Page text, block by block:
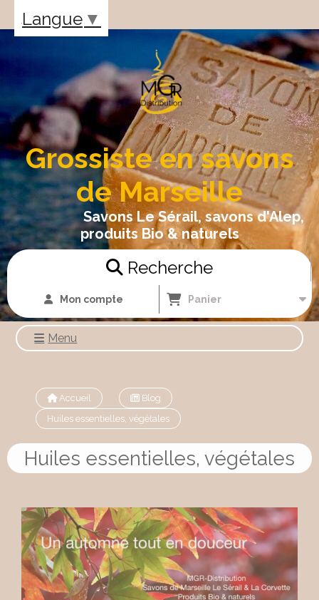
Grossiste en savons
de Marseille
Savons Le Sérail, savons d'Alep,
produits Bio & naturels
Recherche
Mon compte Panier
Menu
Accueil
Blog
Huiles essentielles, végétales
Huiles essentielles, végétales
Langue ▼